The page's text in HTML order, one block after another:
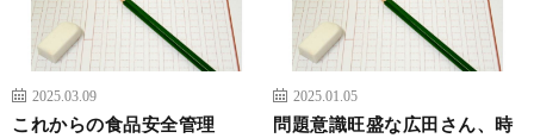
2025.03.09
これからの食品安全管理
2025.01.05
問題意識旺盛な広田さん、時